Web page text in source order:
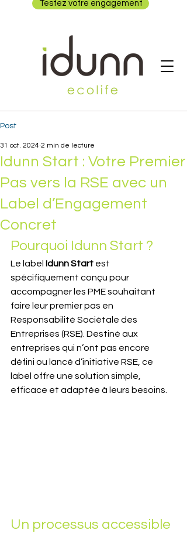
Testez votre engagement
Post
Idunn Start : Votre Premier
Pas vers la RSE avec un
Label d’Engagement
Concret
31 oct. 2024 2 min de lecture
Pourquoi Idunn Start ?
Le label Idunn Start est
spécifiquement conçu pour
accompagner les PME souhaitant
faire leur premier pas en
Responsabilité Sociétale des
Entreprises (RSE). Destiné aux
entreprises qui n’ont pas encore
défini ou lancé d’initiative RSE, ce
label offre une solution simple,
efficace et adaptée à leurs besoins.
Un processus accessible